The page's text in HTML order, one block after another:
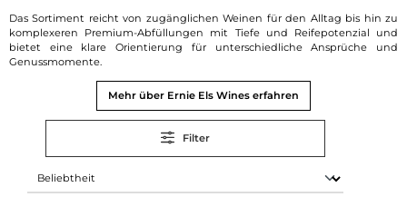
Das Sortiment reicht von zugänglichen Weinen für den Alltag bis hin zu
komplexeren Premium-Abfüllungen mit Tiefe und Reifepotenzial und
bietet eine klare Orientierung für unterschiedliche Ansprüche und
Genussmomente.
Mehr über Ernie Els Wines erfahren
Filter